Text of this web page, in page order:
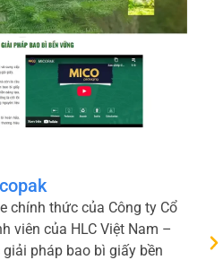
chính thức của Công ty Cổ
viên của HLC Việt Nam –
pháp bao bì giấy bền